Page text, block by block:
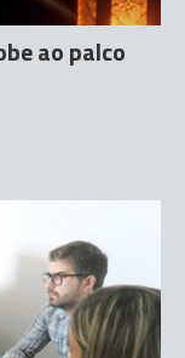
ao palco